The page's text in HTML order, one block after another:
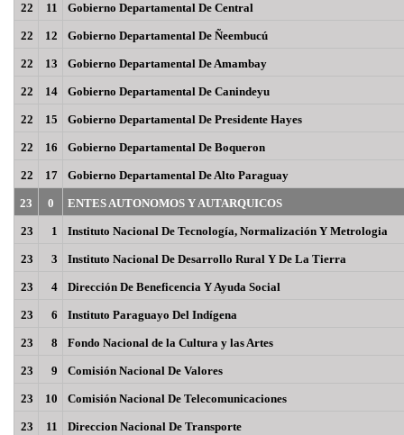
22 11 Gobierno Departamental De Central
22 12 Gobierno Departamental De Ñeembucú
22 13 Gobierno Departamental De Amambay
22 14 Gobierno Departamental De Canindeyu
22 15 Gobierno Departamental De Presidente Hayes
22 16 Gobierno Departamental De Boqueron
22 17 Gobierno Departamental De Alto Paraguay
23 0 ENTES AUTONOMOS Y AUTARQUICOS
23 1 Instituto Nacional De Tecnología, Normalización Y Metrologia
23 3 Instituto Nacional De Desarrollo Rural Y De La Tierra
23 4 Dirección De Beneficencia Y Ayuda Social
23 6 Instituto Paraguayo Del Indígena
23 8 Fondo Nacional de la Cultura y las Artes
23 9 Comisión Nacional De Valores
23 10 Comisión Nacional De Telecomunicaciones
23 11 Direccion Nacional De Transporte